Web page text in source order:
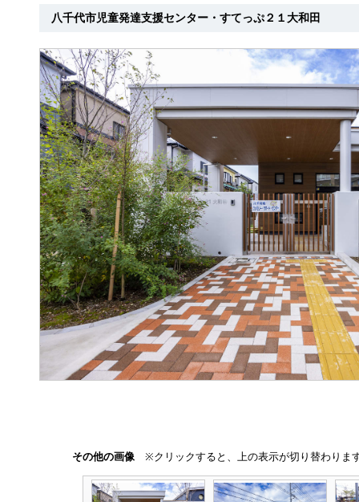
八千代市児童発達支援センター・すてっぷ２１大和田
その他の画像 ※クリックすると、上の表示が切り替わりま